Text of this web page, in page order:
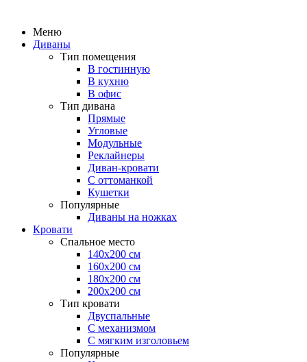
Меню
Диваны
Тип помещения
В гостинную
В кухню
В офис
Тип дивана
Прямые
Угловые
Модульные
Реклайнеры
Диван-кровати
С оттоманкой
Кушетки
Популярные
Диваны на ножках
Кровати
Спальное место
140х200 см
160х200 см
180х200 см
200х200 см
Тип кровати
Двуспальные
С механизмом
С мягким изголовьем
Популярные